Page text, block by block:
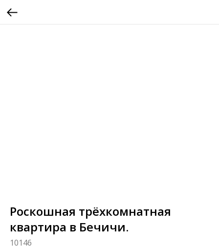
Роскошная трёхкомнатная
квартира в Бечичи.
10146